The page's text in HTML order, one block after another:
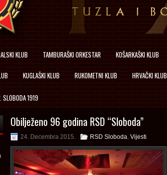
KLUB TAMBURAŠKI ORKESTAR KOŠARKAŠKI KLUB
KUGLAŠKI KLUB RUKOMETNI KLUB HRVAČKI KLUB
SLOBODA 1919
Obilježeno 96 godina RSD “Sloboda”
24. Decembra 2015. RSD Sloboda, Vijesti